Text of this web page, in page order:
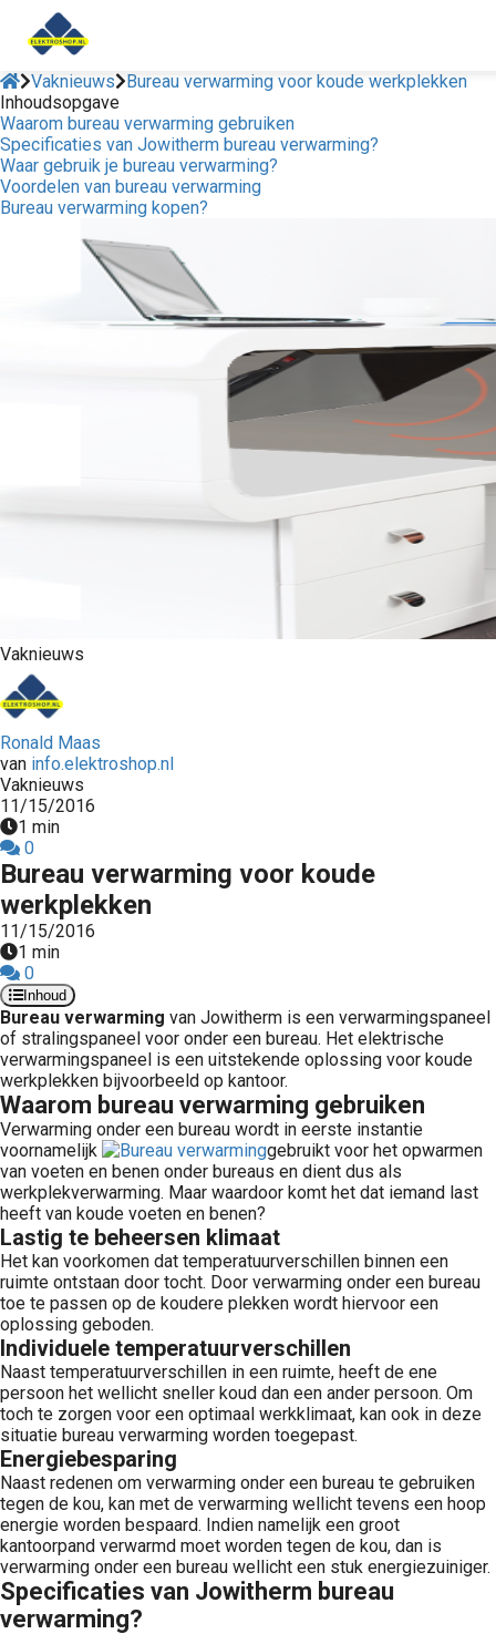
Vaknieuws
Bureau verwarming voor koude werkplekken
Inhoudsopgave
Waarom bureau verwarming gebruiken
Specificaties van Jowitherm bureau verwarming?
Waar gebruik je bureau verwarming?
Voordelen van bureau verwarming
Bureau verwarming kopen?
Vaknieuws
Ronald Maas
van info.elektroshop.nl
Vaknieuws
11/15/2016
1 min
0
Bureau verwarming voor koude
werkplekken
11/15/2016
1 min
0
Inhoud
Bureau verwarming van Jowitherm is een verwarmingspaneel
of stralingspaneel voor onder een bureau. Het elektrische
verwarmingspaneel is een uitstekende oplossing voor koude
werkplekken bijvoorbeeld op kantoor.
Waarom bureau verwarming gebruiken
Verwarming onder een bureau wordt in eerste instantie
voornamelijk
gebruikt voor het opwarmen
van voeten en benen onder bureaus en dient dus als
werkplekverwarming. Maar waardoor komt het dat iemand last
heeft van koude voeten en benen?
Lastig te beheersen klimaat
Het kan voorkomen dat temperatuurverschillen binnen een
ruimte ontstaan door tocht. Door verwarming onder een bureau
toe te passen op de koudere plekken wordt hiervoor een
oplossing geboden.
Individuele temperatuurverschillen
Naast temperatuurverschillen in een ruimte, heeft de ene
persoon het wellicht sneller koud dan een ander persoon. Om
toch te zorgen voor een optimaal werkklimaat, kan ook in deze
situatie bureau verwarming worden toegepast.
Energiebesparing
Naast redenen om verwarming onder een bureau te gebruiken
tegen de kou, kan met de verwarming wellicht tevens een hoop
energie worden bespaard. Indien namelijk een groot
kantoorpand verwarmd moet worden tegen de kou, dan is
verwarming onder een bureau wellicht een stuk energiezuiniger.
Specificaties van Jowitherm bureau
verwarming?
policy
worden
om
te
over
van
op
gebruikt
te
de
Hierdoor
website-
van